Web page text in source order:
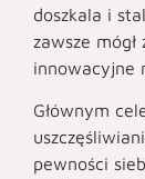
doszkala i
zawsze
innowacyjne
Głównym
pewności